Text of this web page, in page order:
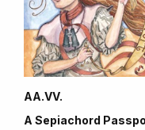
AA.VV.
A Sepiachord